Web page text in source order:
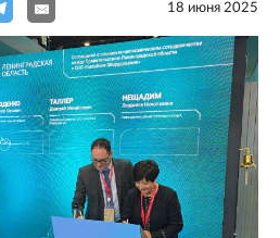
18 июня 2025